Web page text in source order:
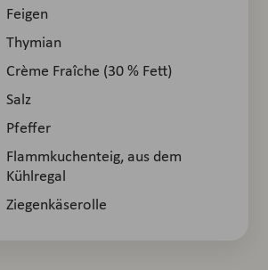
Feigen
Thymian
Crème Fraîche (30 % Fett)
Salz
Pfeffer
Flammkuchenteig, aus dem
Kühlregal
Ziegenkäserolle